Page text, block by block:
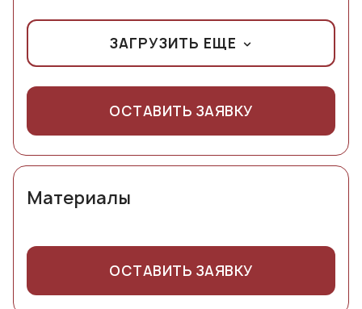
ЗАГРУЗИТЬ ЕЩЕ
ОСТАВИТЬ ЗАЯВКУ
Материалы
ОСТАВИТЬ ЗАЯВКУ